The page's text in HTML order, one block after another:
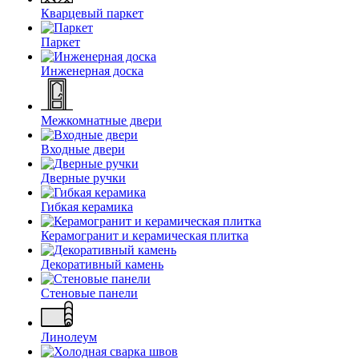
Кварцевый паркет
Паркет
Инженерная доска
Межкомнатные двери
Входные двери
Дверные ручки
Гибкая керамика
Керамогранит и керамическая плитка
Декоративный камень
Стеновые панели
Линолеум